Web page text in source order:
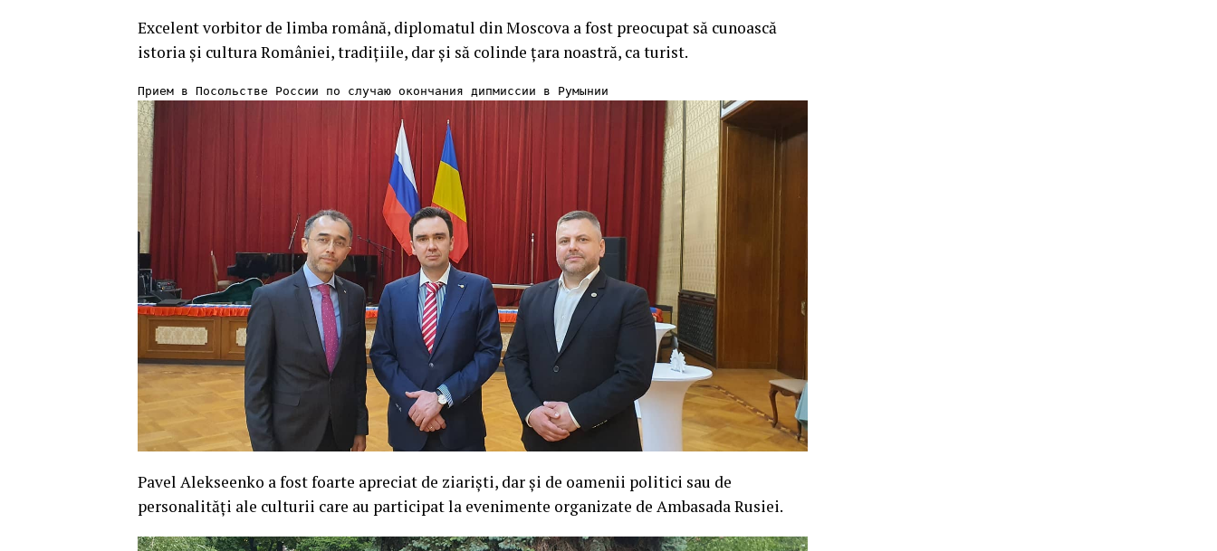
Excelent vorbitor de limba română, diplomatul din Moscova a fost preocupat să cunoască
istoria și cultura României, tradițiile, dar și să colinde țara noastră, ca turist.
Прием в Посольстве России по случаю окончания дипмиссии в Румынии
Pavel Alekseenko a fost foarte apreciat de ziariști, dar și de oamenii politici sau de
personalități ale culturii care au participat la evenimente organizate de Ambasada Rusiei.